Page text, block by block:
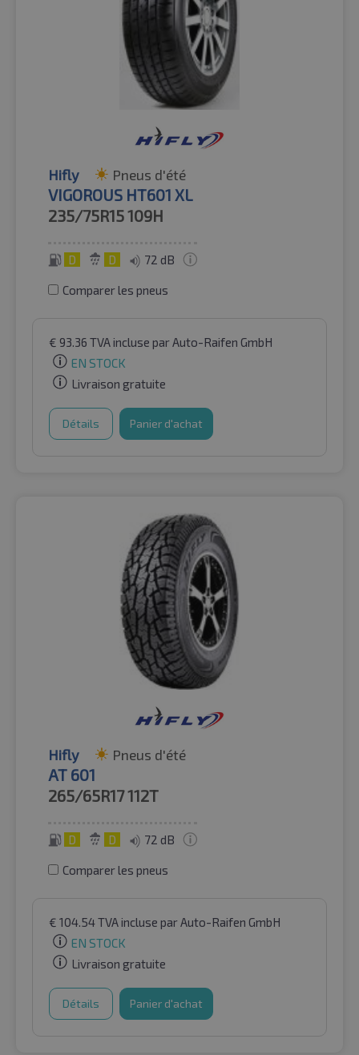
Hifly Pneus d'été
VIGOROUS HT601 XL
235/75R15109H
D D 72 dB
Comparer les pneus
€ 93.36 TVA incluse par Auto-Raifen GmbH
EN STOCK
Livraison gratuite
Détails Panier d'achat
Hifly Pneus d'été
AT 601
265/65R17112T
D D 72 dB
Comparer les pneus
€ 104.54TVA incluse par Auto-Raifen GmbH
EN STOCK
Livraison gratuite
Détails Panier d'achat